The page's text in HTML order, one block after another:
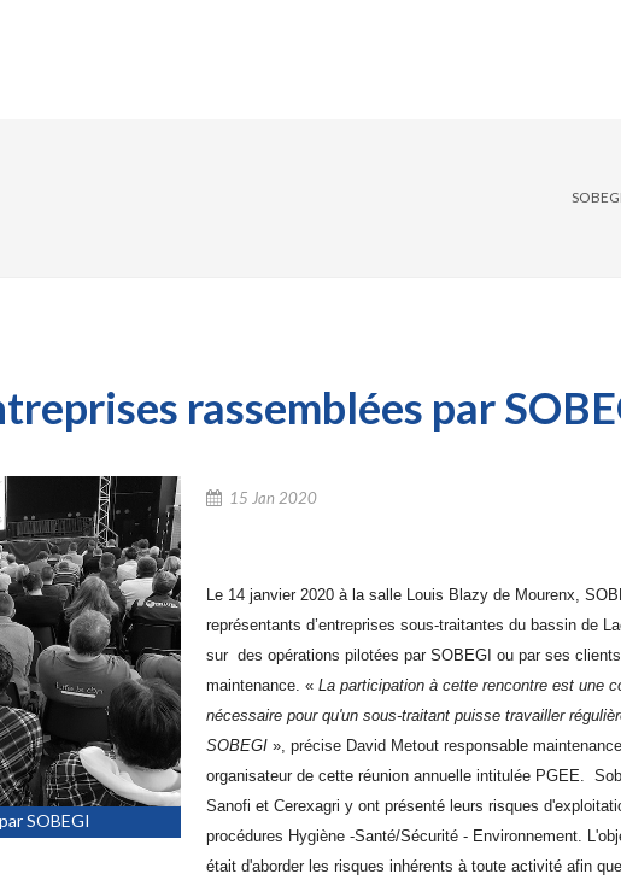
SOBEGI
rassemblées par
15 Jan 2020
SOBEGI
Le 14 janvier 2020 à la salle Louis Blazy de Mourenx,
représentants d’entreprises sous-traitantes du bassin de
sur des opérations pilotées par SOBEGI ou par ses
maintenance. « La participation à cette rencontre est une
nécessaire pour qu'un sous-traitant puisse travailler
SOBEGI », précise David Metout responsable
organisateur de cette réunion annuelle intitulée PGEE.
Sanofi et Cerexagri y ont présenté leurs risques
procédures Hygiène -Santé/Sécurité - Environnement.
était d'aborder les risques inhérents à toute activité afin